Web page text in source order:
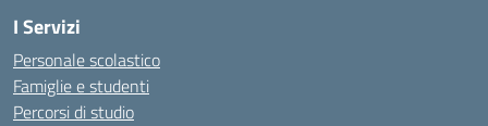
I Servizi
Personale scolastico
Famiglie e studenti
Percorsi di studio